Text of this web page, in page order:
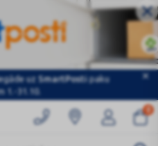
uz SmartPostipaku
1.-31.10.
0